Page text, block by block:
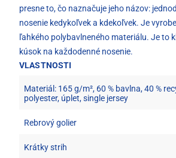
presne to, čo naznačuje jeho názov:
nosenie kedykoľvek a kdekoľvek. Je
ľahkého polybavlneného materiálu. Je to
kúsok na každodenné nosenie.
VLASTNOSTI
Materiál: 165 g/m², 60 % bavlna, 40 %
polyester, úplet, single jersey
Rebrový golier
Krátky strih